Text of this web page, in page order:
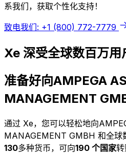
系我们，获取个性化支持！
致电我们: +1 (800) 772-7779
Xe 深受全球数百万用
准备好向AMPEGA
MANAGEMENT
通过 Xe，您可以轻松地向
MANAGEMENT GMBH 和全球
130多种货币，可向190 个国家转